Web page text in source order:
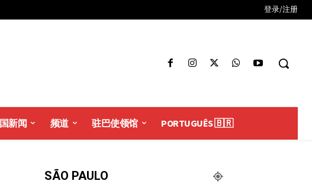
登录/注册
新闻 频道 驻巴使领馆 PORTUGUÊS 🇧🇷
SÃO PAULO